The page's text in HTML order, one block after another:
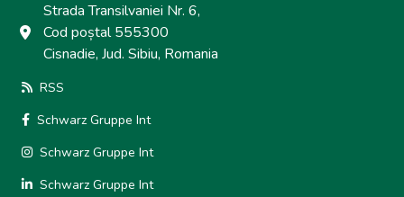
Strada Transilvaniei Nr. 6,
Cod poștal 555300
Cisnadie, Jud. Sibiu, Romania
RSS
Schwarz Gruppe Int
Schwarz Gruppe Int
Schwarz Gruppe Int